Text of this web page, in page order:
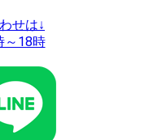
せは↓
18時